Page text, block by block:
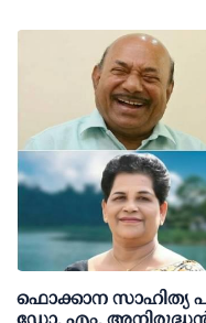
ഫൊക്കാന സാഹിത്യ
ഡോ. എം.